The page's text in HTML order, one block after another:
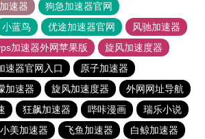
速器
狗急加速器官网
小蓝鸟 优途加速器官网
风驰加速器
加速器外网苹果版
旋风加速度器
速器官网入口
原子加速器
加速器 旋风加速度器
外网网址导航
狂飙加速器 哔咔漫画
瑞乐小说
小美加速器 飞鱼加速器
白鲸加速器